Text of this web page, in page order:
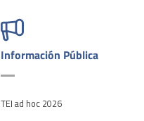
Información Pública
TEI ad hoc 2026